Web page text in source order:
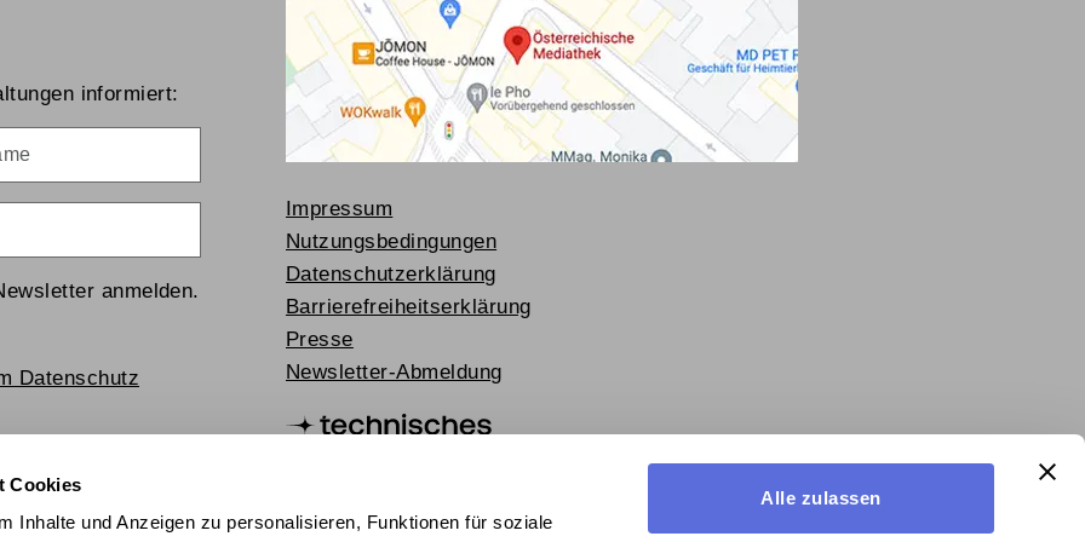
Cookies
Inhalte und Anzeigen zu personalisieren, Funktionen für soziale
Alle zulassen
informiert:
anmelden.
Datenschutz
Impressum
Nutzungsbedingungen
Datenschutzerklärung
Barrierefreiheitserklärung
Presse
Newsletter-Abmeldung